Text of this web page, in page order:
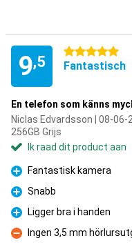
9,5
5 sterren
Fantastisch
En telefon som känns
Niclas Edvardsson | 08-
256GB Grijs
Ik raad dit product aan
Pluspunt
Fantastisk kamera
Pluspunt
Snabb
Pluspunt
Ligger bra i handen
Minpunt
Ingen 3,5 mm